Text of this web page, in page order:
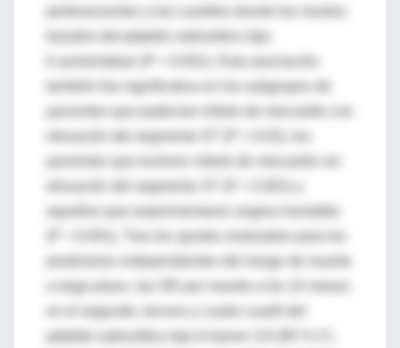
también fue significativa en los subgrupos de
elevación del segmento ST (P = 0.02), los
elevación del segmento ST (P < 0.001) y
aquellos que experimentaron angina inestable
predictores independientes del riesgo de muerte
a largo plazo, las OR por muerte a los 10 meses
en el segundo, tercero y cuarto cuartil del